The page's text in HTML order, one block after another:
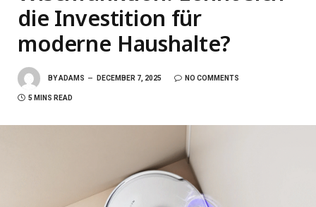
die Investition für
moderne Haushalte?
BYADAMS DECEMBER 7, 2025 NO COMMENTS
5 MINS READ